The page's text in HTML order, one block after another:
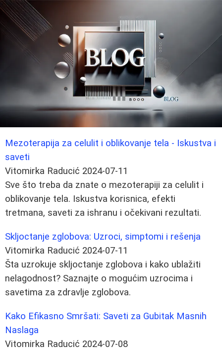
Mezoterapija za celulit i oblikovanje tela - Iskustva i
saveti
Vitomirka Raducić 2024-07-11
Sve što treba da znate o mezoterapiji za celulit i
oblikovanje tela. Iskustva korisnica, efekti
tretmana, saveti za ishranu i očekivani rezultati.
Skljoctanje zglobova: Uzroci, simptomi i rešenja
Vitomirka Raducić 2024-07-11
Šta uzrokuje skljoctanje zglobova i kako ublažiti
nelagodnost? Saznajte o mogućim uzrocima i
savetima za zdravlje zglobova.
Kako Efikasno Smršati: Saveti za Gubitak Masnih
Naslaga
Vitomirka Raducić 2024-07-08